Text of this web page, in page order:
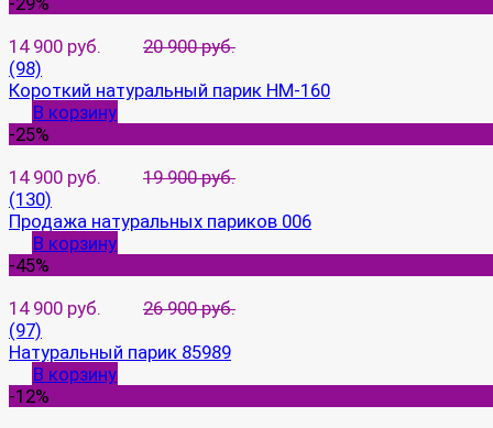
14 900 руб.
20 900 руб.
(98)
Короткий натуральный парик HM-160
В корзину
-25%
14 900 руб.
19 900 руб.
(130)
Продажа натуральных париков 006
В корзину
-45%
14 900 руб.
26 900 руб.
(97)
Натуральный парик 85989
В корзину
-12%